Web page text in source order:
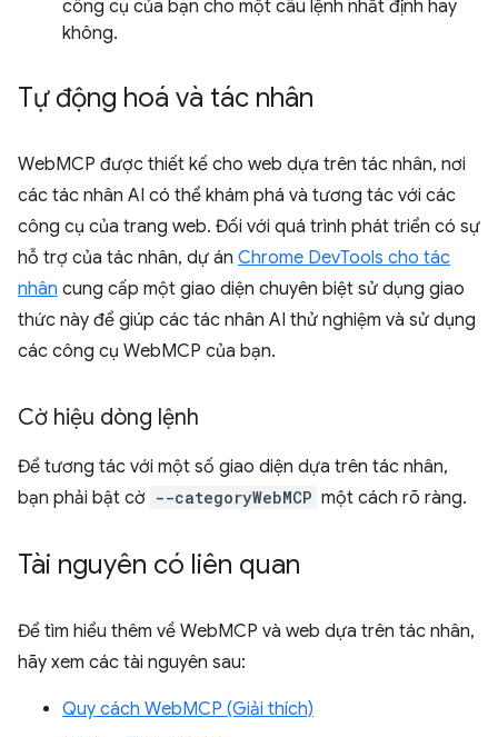
công cụ của bạn cho một câu lệnh nhất định hay
không.
Tự động hoá và tác nhân
WebMCP được thiết kế cho web dựa trên tác nhân, nơi
các tác nhân AI có thể khám phá và tương tác với các
công cụ của trang web. Đối với quá trình phát triển có sự
hỗ trợ của tác nhân, dự án Chrome DevTools cho tác
nhân cung cấp một giao diện chuyên biệt sử dụng giao
thức này để giúp các tác nhân AI thử nghiệm và sử dụng
các công cụ WebMCP của bạn.
Cờ hiệu dòng lệnh
Để tương tác với một số giao diện dựa trên tác nhân,
bạn phải bật cờ --categoryWebMCP một cách rõ ràng.
Tài nguyên có liên quan
Để tìm hiểu thêm về WebMCP và web dựa trên tác nhân,
hãy xem các tài nguyên sau:
Quy cách WebMCP (Giải thích)